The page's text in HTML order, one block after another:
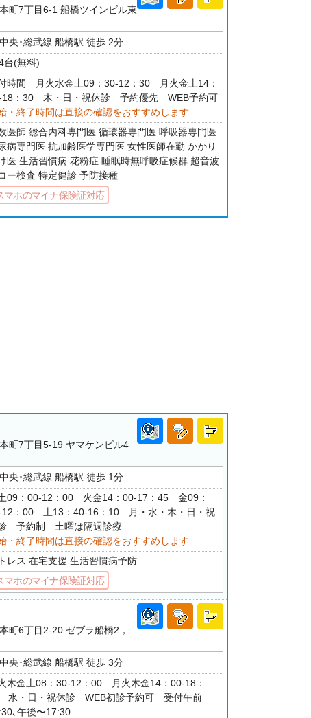
本町7丁目6-1 船橋ツインビル東
央･総武線 船橋駅 徒歩 2分
台(無料)
時間 月火水金土09：30-12：30 月火金土14：
18：30 木・日・祝休診 予約優先 WEB予約可
・終了時間は直接の確認をおすすめします
医師 総合内科専門医 循環器専門医 呼吸器専門医
病専門医 抗加齢医学専門医 女性医師在勤 かかり
医 生活習慣病 花粉症 睡眠時無呼吸症候群 超音波
ー検査 特定健診 予防接種
マホのマイナ保険証対応
本町7丁目5-19 ヤマケンビル4
央･総武線 船橋駅 徒歩 1分
09：00-12：00 火金14：00-17：45 金09：
12：00 土13：40-16：10 月・水・木・日・祝
予約制 土曜は隔週診療
・終了時間は直接の確認をおすすめします
レス 在宅支援 生活習慣病予防
マホのマイナ保険証対応
本町6丁目2-20 ゼブラ船橋2，
央･総武線 船橋駅 徒歩 3分
木金土08：30-12：00 月火木金14：00-18：
水・日・祝休診 WEB初診予約可 受付午前
､午後〜17:30